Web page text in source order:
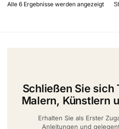
Alle 6 Ergebnisse werden angezeigt
Schließen Sie sich
Malern, Künstlern
Erhalten Sie als Erster
Anleitungen und